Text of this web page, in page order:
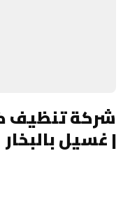
شركة تنظيف
| غسيل بالبخار